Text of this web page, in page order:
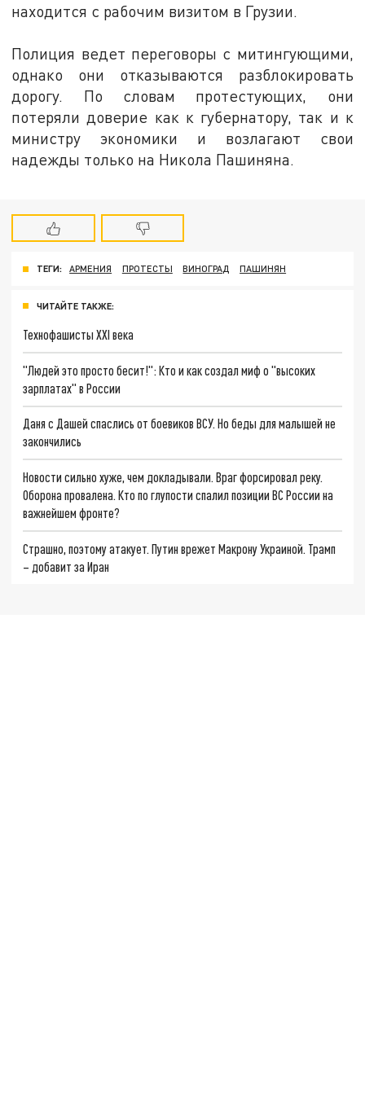
находится с рабочим визитом в Грузии.
Полиция ведет переговоры с митингующими,
однако они отказываются разблокировать
дорогу. По словам протестующих, они
потеряли доверие как к губернатору, так и к
министру экономики и возлагают свои
надежды только на Никола Пашиняна.
ТЕГИ: АРМЕНИЯ ПРОТЕСТЫ ВИНОГРАД ПАШИНЯН
ЧИТАЙТЕ ТАКЖЕ:
Технофашисты XXI века
"Людей это просто бесит!": Кто и как создал миф о "высоких
зарплатах" в России
Даня с Дашей спаслись от боевиков ВСУ. Но беды для малышей не
закончились
Новости сильно хуже, чем докладывали. Враг форсировал реку.
Оборона провалена. Кто по глупости спалил позиции ВС России на
важнейшем фронте?
Страшно, поэтому атакует. Путин врежет Макрону Украиной. Трамп
– добавит за Иран